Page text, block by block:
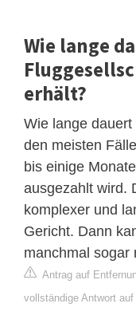
Wie lange
erhält?
Wie lange
den meisten
bis einige
ausgezahlt wird.
komplexer und
Gericht. Dann
manchmal sogar
Antrag auf
vollständige Antwort